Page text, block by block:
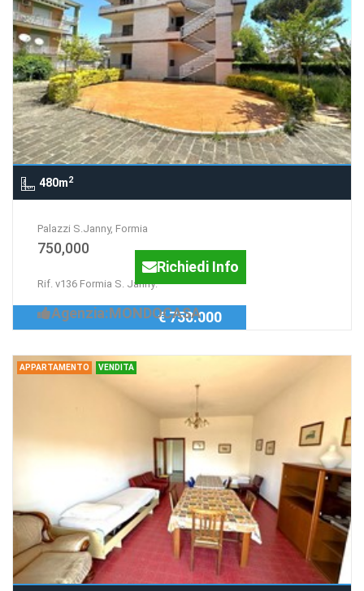
480m2
Palazzi S.Janny, Formia
750,000
Rif. v136 Formia S. Janny:
Richiedi Info
Agenzia:MONDOCASA
€ 750.000
APPARTAMENTO VENDITA